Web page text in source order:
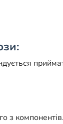
з компонентів.